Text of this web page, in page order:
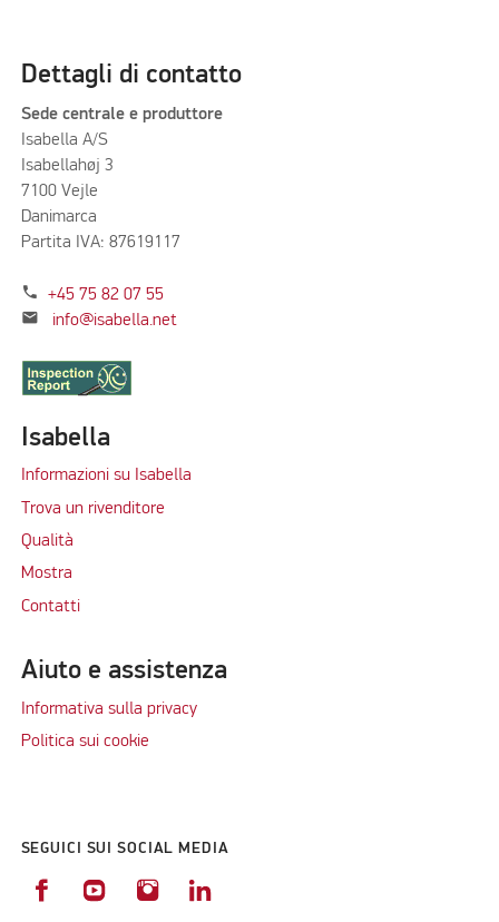
Dettagli di contatto
Sede centrale e produttore
Isabella A/S
Isabellahøj 3
7100 Vejle
Danimarca
Partita IVA: 87619117
phone +45 75 82 07 55
mail info@isabella.net
Isabella
Informazioni su Isabella
Trova un rivenditore
Qualità
Mostra
Contatti
Aiuto e assistenza
Informativa sulla privacy
Politica sui cookie
SEGUICI SUI SOCIAL MEDIA